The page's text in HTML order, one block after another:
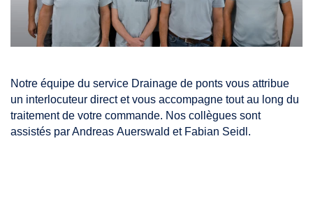
Notre équipe du service Drainage de ponts vous attribue
un interlocuteur direct et vous accompagne tout au long du
traitement de votre commande. Nos collègues sont
assistés par Andreas Auerswald et Fabian Seidl.